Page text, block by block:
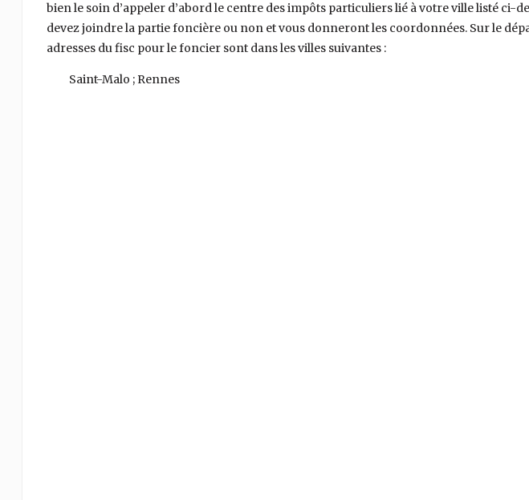
bien le soin d’appeler d’abord le centre des impôts particuliers lié à votre ville listé ci-
devez joindre la partie foncière ou non et vous donneront les coordonnées. Sur le
adresses du fisc pour le foncier sont dans les villes suivantes :
Saint-Malo ; Rennes